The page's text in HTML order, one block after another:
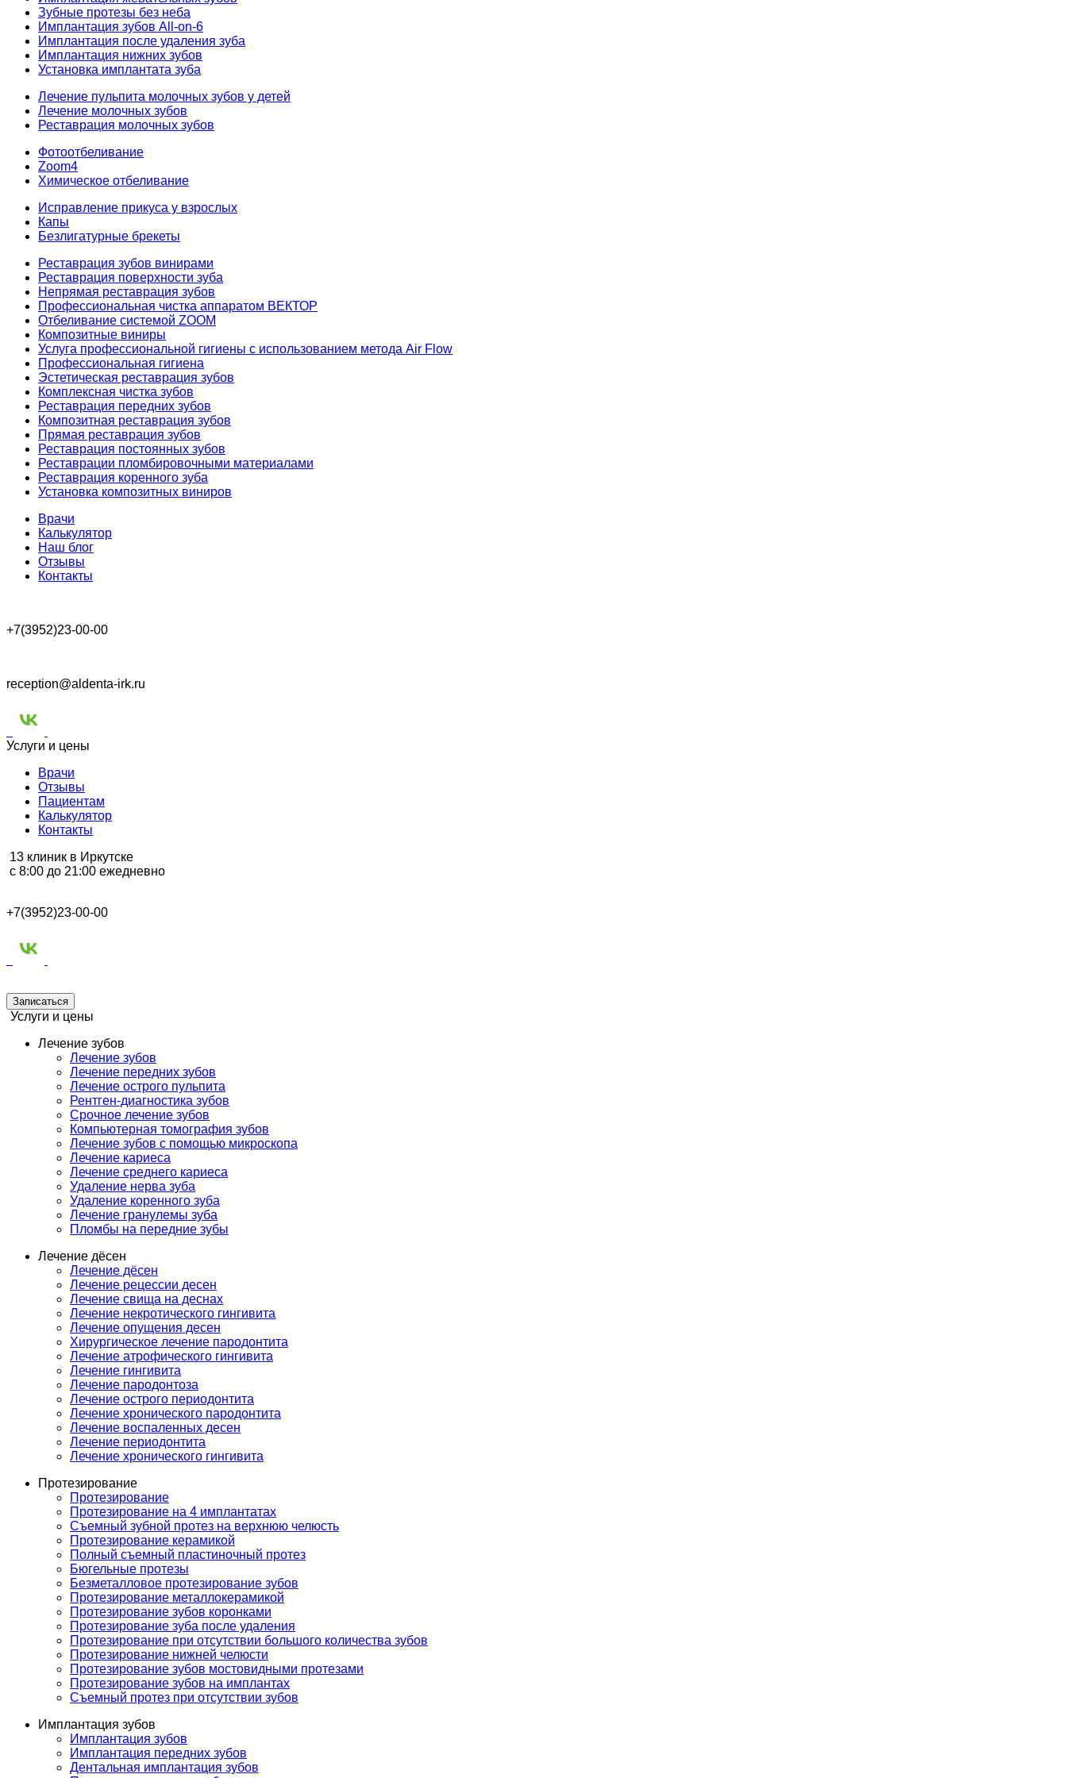
Зубные протезы без неба
Имплантация зубов All-on-6
Имплантация после удаления зуба
Имплантация нижних зубов
Установка имплантата зуба
Лечение пульпита молочных зубов у детей
Лечение молочных зубов
Реставрация молочных зубов
Фотоотбеливание
Zoom4
Химическое отбеливание
Исправление прикуса у взрослых
Капы
Безлигатурные брекеты
Реставрация зубов винирами
Реставрация поверхности зуба
Непрямая реставрация зубов
Профессиональная чистка аппаратом ВЕКТОР
Отбеливание системой ZOOM
Композитные виниры
Услуга профессиональной гигиены с использованием метода Air Flow
Профессиональная гигиена
Эстетическая реставрация зубов
Комплексная чистка зубов
Реставрация передних зубов
Композитная реставрация зубов
Прямая реставрация зубов
Реставрация постоянных зубов
Реставрации пломбировочными материалами
Реставрация коренного зуба
Установка композитных виниров
Врачи
Калькулятор
Наш блог
Отзывы
Контакты
+7(3952)23-00-00
reception@aldenta-irk.ru
Услуги и цены
Врачи
Отзывы
Пациентам
Калькулятор
Контакты
13 клиник в Иркутске
с 8:00 до 21:00 ежедневно
+7(3952)23-00-00
Записаться
Услуги и цены
Лечение зубов
Лечение зубов
Лечение передних зубов
Лечение острого пульпита
Рентген-диагностика зубов
Срочное лечение зубов
Компьютерная томография зубов
Лечение зубов с помощью микроскопа
Лечение кариеса
Лечение среднего кариеса
Удаление нерва зуба
Удаление коренного зуба
Лечение гранулемы зуба
Пломбы на передние зубы
Лечение дёсен
Лечение дёсен
Лечение рецессии десен
Лечение свища на деснах
Лечение некротического гингивита
Лечение опущения десен
Хирургическое лечение пародонтита
Лечение атрофического гингивита
Лечение гингивита
Лечение пародонтоза
Лечение острого периодонтита
Лечение хронического пародонтита
Лечение воспаленных десен
Лечение периодонтита
Лечение хронического гингивита
Протезирование
Протезирование
Протезирование на 4 имплантатах
Съемный зубной протез на верхнюю челюсть
Протезирование керамикой
Полный съемный пластиночный протез
Бюгельные протезы
Безметалловое протезирование зубов
Протезирование металлокерамикой
Протезирование зубов коронками
Протезирование зуба после удаления
Протезирование при отсутствии большого количества зубов
Протезирование нижней челюсти
Протезирование зубов мостовидными протезами
Протезирование зубов на имплантах
Съемный протез при отсутствии зубов
Имплантация зубов
Имплантация зубов
Имплантация передних зубов
Дентальная имплантация зубов